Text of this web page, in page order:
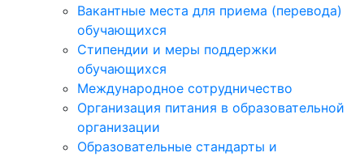
Вакантные места для приема (перевода)
обучающихся
Стипендии и меры поддержки
обучающихся
Международное сотрудничество
Организация питания в образовательной
организации
Образовательные стандарты и